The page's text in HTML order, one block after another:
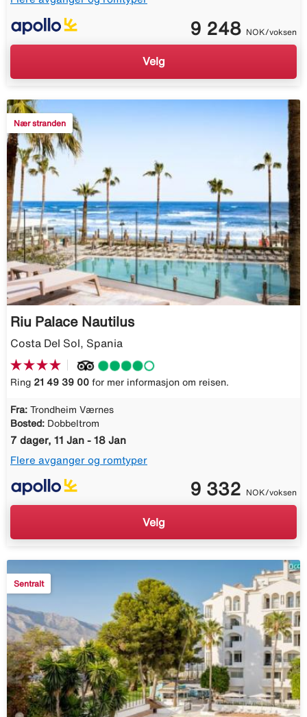
9 248 NOK/voksen
Velg
Nær stranden
Riu Palace Nautilus
Costa Del Sol, Spania
Ring 21 49 39 00 for mer informasjon om reisen.
Fra: Trondheim Værnes
Bosted: Dobbeltrom
7 dager, 11 Jan - 18 Jan
Flere avganger og romtyper
9 332 NOK/voksen
Velg
Sentralt